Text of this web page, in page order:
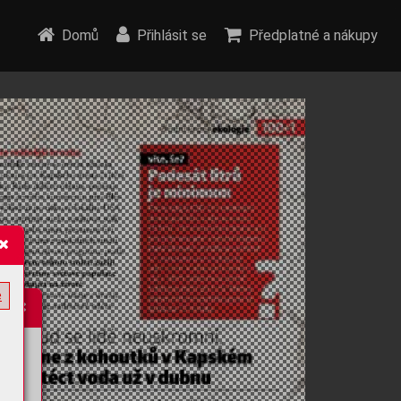
Domů Přihlásit se Předplatné a nákupy